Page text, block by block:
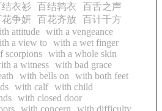
衣衫 百结鹑衣
百舌之声
争妍 百花齐放
百计千方
attitude with a vengeance
a view to with a wet finger
scorpions with a whole skin
a witness with bad grace
with bells on
with both feet
with calf with child
with closed door
with concern with difficulty